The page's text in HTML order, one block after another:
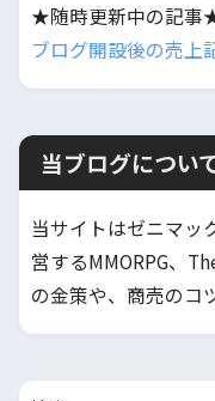
★随時更新中の記事
ブログ開設後の売上
当ブログについ
当サイトはゼニマッ
営するMMORPG、
の金策や、商売のコ